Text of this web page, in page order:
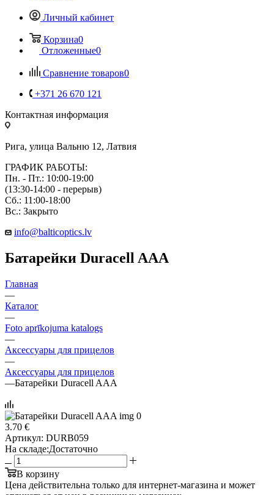
Личный кабинет
Корзина0
Отложенные0
Сравнение товаров0
+371 26 670 121
Контактная информация
Рига, улица Вальню 12, Латвия
ГРАФИК РАБОТЫ:
Пн. - Пт.: 10:00-19:00
(13:30-14:00 - перерыв)
Сб.: 11:00-18:00
Вс.: Закрыто
info@balticoptics.lv
Батарейки Duracell AAA
Главная
—
Каталог
—
Foto aprīkojuma katalogs
—
Аксессуары для прицелов
—
Аксессуары для прицелов
—Батарейки Duracell AAA
3.70 €
Артикул: DURB059
На складе:Достаточно
В корзину
Цена действительна только для интернет-магазина и может